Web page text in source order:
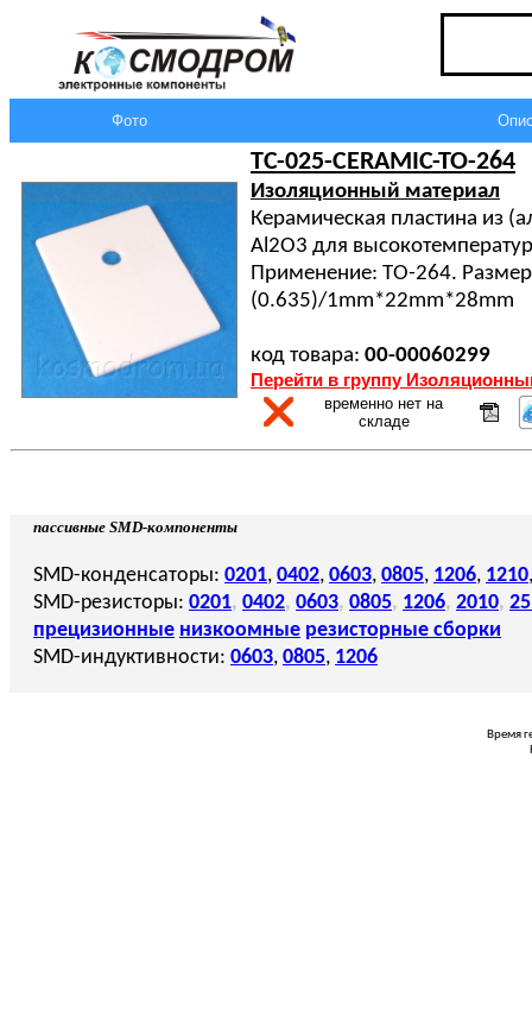
Фото
TC-025-CERAMIC-TO-264
Изоляционный материал
Керамическая пластина из
Al2O3 для
Применение: ТО-264.
(0.635)/1mm*22mm*28mm
код товара: 00-00060299
Перейти в группу
временно нет на
складе
пассивные SMD-компоненты
SMD-конденсаторы: 0201, 0402, 0603, 0805, 1206, 1210,
SMD-резисторы: 0201, 0402, 0603, 0805, 1206, 2010,
прецизионные низкоомные резисторные сборки
SMD-индуктивности: 0603, 0805, 1206
Время